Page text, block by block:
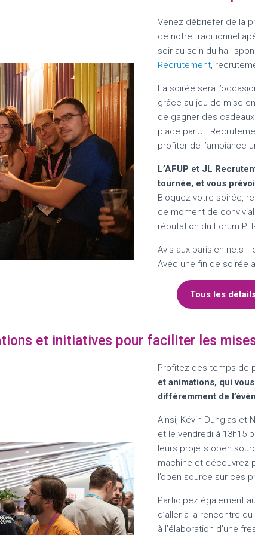
Venez débriefer de la
de notre traditionnel
soir au sein du hall
Recrutement,
La soirée sera
grâce au jeu de mise
de gagner des
place par JL
profiter de l’ambiance
L’AFUP et JL
tournée, et vous
Bloquez votre soirée,
ce moment de
réputation du Forum
Avis aux parisien.ne.s :
Avec une fin de soirée
Tous les
et initiatives pour faciliter les
Profitez des temps de
et animations, qui
différemment de
Ainsi, Kévin Dunglas et
et le vendredi à 13h15
leurs projets open
machine et découvrez
l’open source sur ces
Participez également
d’aller à la rencontre
à l’élaboration d’une